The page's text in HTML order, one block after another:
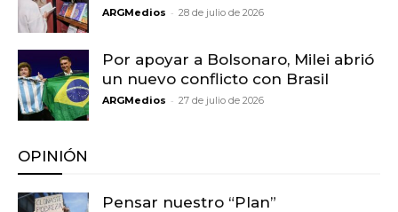
ARGMedios - 28 de julio de 2026
Por apoyar a Bolsonaro, Milei abrió
un nuevo conflicto con Brasil
ARGMedios - 27 de julio de 2026
OPINIÓN
Pensar nuestro “Plan”